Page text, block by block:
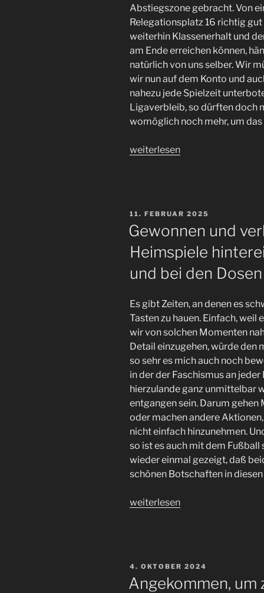
Abstiegszone gebracht. Von
Relegationsplatz 16 richtig
weiterhin Klassenerhalt und
am Ende erreichen können,
natürlich von uns selber. Wir
wir nun auf dem Konto und
nahezu jede Spielzeit
Ligaverbleib, so dürften doch
womöglich noch mehr, um
„Ein
der
Jahresbeginn
beim
weiterlesen
VERÖFFENTLICHT
11. FEBRUAR 2025
Gewonnen und
Heimspiele
und bei den Dosen
Es gibt Zeiten, an denen es
Tasten zu hauen. Einfach,
wir von solchen Momenten
Detail einzugehen, würde den
so sehr es mich auch noch
in der der Faschismus an
hierzulande ganz unmittelbar
entgangen sein. Darum
oder machen andere
nicht einfach hinzunehmen.
so ist es auch mit dem Fußball
wieder einmal gezeigt, daß
schönen Botschaften in diesen
„Gewonnen
#FCSP
Heimspiele
weiterlesen
VERÖFFENTLICHT
AM
4. OKTOBER 2024
Angekommen, um